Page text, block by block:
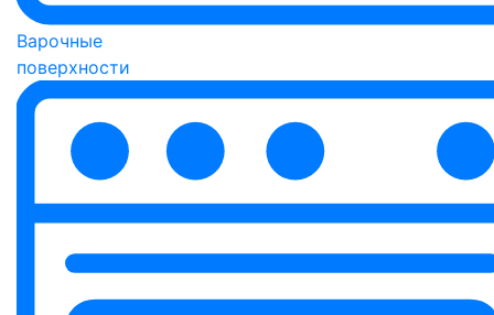
Варочные
поверхности